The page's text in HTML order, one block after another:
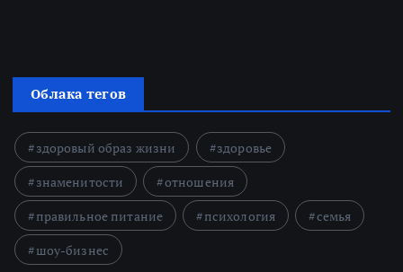
Облака тегов
здоровый образ жизни
здоровье
знаменитости
отношения
правильное питание
психология
семья
шоу-бизнес